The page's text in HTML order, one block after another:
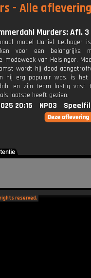
- Alle
Murders: Afl. 3
model Daniel Lethager
voor een belangrijke
modeweek van Helsingør.
wordt hij dood
hij erg populair was, is het
en zijn team lastig vast
laatste heeft gezien.
20:15 NPO3
reserved.